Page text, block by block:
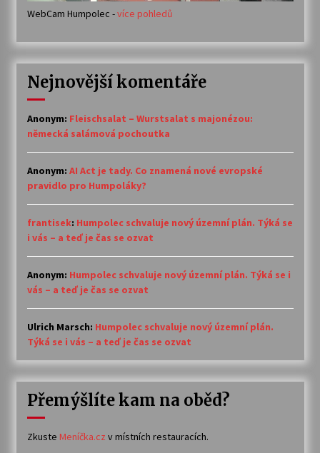
WebCam Humpolec -více pohledů
Nejnovější komentáře
Anonym: Fleischsalat – Wurstsalat s majonézou:
německá salámová pochoutka
Anonym: AI Act je tady. Co znamená nové evropské
pravidlo pro Humpoláky?
frantisek: Humpolec schvaluje nový územní plán. Týká se
i vás – a teď je čas se ozvat
Anonym: Humpolec schvaluje nový územní plán. Týká se i
vás – a teď je čas se ozvat
Ulrich Marsch: Humpolec schvaluje nový územní plán.
Týká se i vás – a teď je čas se ozvat
Přemýšlíte kam na oběd?
Zkuste Meníčka.cz v místních restauracích.